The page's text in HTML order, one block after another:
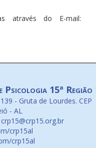
através do E-mail:
Psicologia 15ª Região
- Gruta de Lourdes. CEP
- AL
crp15al
crp15al